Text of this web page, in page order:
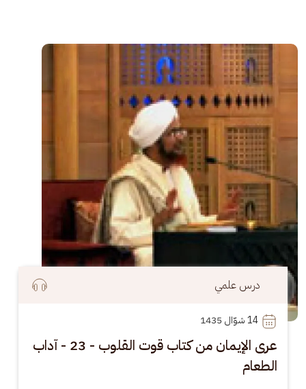
الصورة
درس علمي
14
عرى الإيمان من كتاب قوت القلوب - 23 - آداب
الطعام